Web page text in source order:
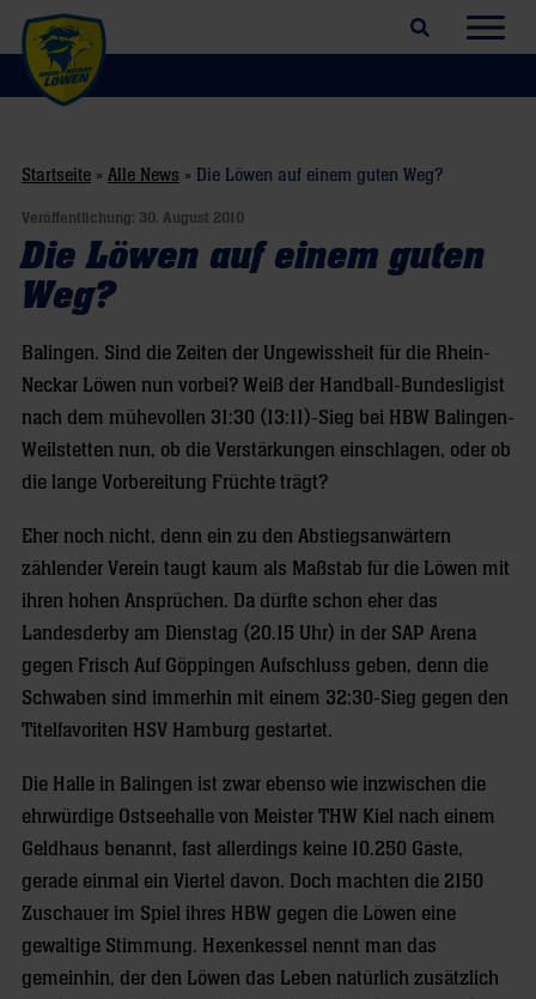
Suchfeld öffnen
Startseite » Alle News » Die Löwen auf einem guten Weg?
Veröffentlichung: 30. August 2010
Die Löwen auf einem guten
Weg?
Balingen. Sind die Zeiten der Ungewissheit für die Rhein-
Neckar Löwen nun vorbei? Weiß der Handball-Bundesligist
nach dem mühevollen 31:30 (13:11)-Sieg bei HBW Balingen-
Weilstetten nun, ob die Verstärkungen einschlagen, oder ob
die lange Vorbereitung Früchte trägt?
Eher noch nicht, denn ein zu den Abstiegsanwärtern
zählender Verein taugt kaum als Maßstab für die Löwen mit
ihren hohen Ansprüchen. Da dürfte schon eher das
Landesderby am Dienstag (20.15 Uhr) in der SAP Arena
gegen Frisch Auf Göppingen Aufschluss geben, denn die
Schwaben sind immerhin mit einem 32:30-Sieg gegen den
Titelfavoriten HSV Hamburg gestartet.
Die Halle in Balingen ist zwar ebenso wie inzwischen die
ehrwürdige Ostseehalle von Meister THW Kiel nach einem
Geldhaus benannt, fast allerdings keine 10.250 Gäste,
gerade einmal ein Viertel davon. Doch machten die 2150
Zuschauer im Spiel ihres HBW gegen die Löwen eine
gewaltige Stimmung. Hexenkessel nennt man das
gemeinhin, der den Löwen das Leben natürlich zusätzlich